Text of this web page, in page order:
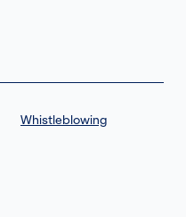
Whistleblowing